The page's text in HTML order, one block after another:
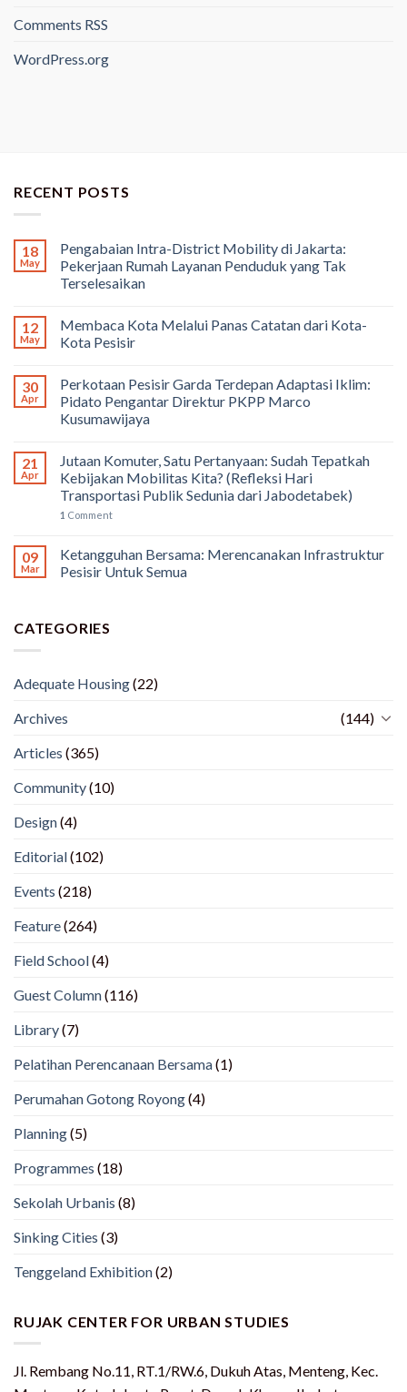
Comments RSS
WordPress.org
RECENT POSTS
18
May
Pengabaian Intra-District Mobility di Jakarta:
Pekerjaan Rumah Layanan Penduduk yang Tak
Terselesaikan
12
May
Membaca Kota Melalui Panas Catatan dari Kota-
Kota Pesisir
30
Apr
Perkotaan Pesisir Garda Terdepan Adaptasi Iklim:
Pidato Pengantar Direktur PKPP Marco
Kusumawijaya
21
Apr
Jutaan Komuter, Satu Pertanyaan: Sudah Tepatkah
Kebijakan Mobilitas Kita? (Refleksi Hari
Transportasi Publik Sedunia dari Jabodetabek)
1 Comment
09
Mar
Ketangguhan Bersama: Merencanakan Infrastruktur
Pesisir Untuk Semua
CATEGORIES
Adequate Housing(22)
Archives
(144)
Articles (365)
Community(10)
Design(4)
Editorial(102)
Events (218)
Feature(264)
Field School(4)
Guest Column(116)
Library(7)
Pelatihan Perencanaan Bersama(1)
Perumahan Gotong Royong(4)
Planning(5)
Programmes (18)
Sekolah Urbanis (8)
Sinking Cities (3)
Tenggeland Exhibition(2)
RUJAK CENTER FOR URBAN STUDIES
Jl. Rembang No.11, RT.1/RW.6, Dukuh Atas, Menteng, Kec.